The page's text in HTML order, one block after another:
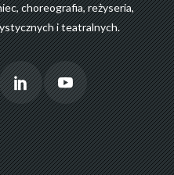
choreografia, reżyseria,
i teatralnych.